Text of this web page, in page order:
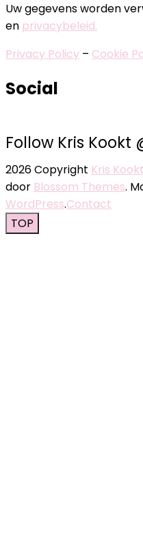
Uw gegevens worden
en privacybeleid.
Privacy Policy – Cookie
Social
Follow Kris Kookt
2026 Copyright Kris Kookt
door Blossom Themes.
WordPress.Contact
TOP